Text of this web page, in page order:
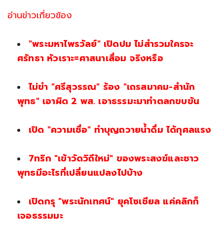
อ่านข่าวเกี่ยวข้อง
"พระมหาไพรวัลย์" เปิดปม ไม่สำรวมใครจะ
ศรัทธา หัวเราะ=ศาสนาเสื่อม จริงหรือ
ไม่ขำ "ศรีสุวรรณ" ร้อง "เถรสมาคม-สำนัก
พุทธ" เอาผิด 2 พส. เอาธรรมะมาทำตลกขบขัน
เปิด "ความเชื่อ" ทำบุญถวายน้ำดื่ม ได้กุศลแรง
7ทริก "เข้าวัดวิถีใหม่" ของพระสงฆ์และชาว
พุทธมีอะไรที่เปลี่ยนแปลงไปบ้าง
เปิดกรุ "พระนักเทศน์" ยุคโซเชียล แค่คลิกก็
เจอธรรมมะ